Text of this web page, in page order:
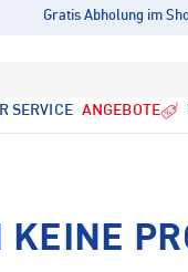
Gratis Abholung im
SERVICE ANGEBOTE